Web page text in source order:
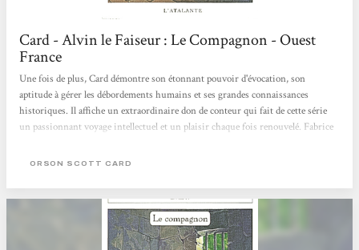
Card - Alvin le Faiseur : Le Compagnon - Ouest
France
Une fois de plus, Card démontre son étonnant pouvoir d'évocation, son
aptitude à gérer les débordements humains et ses grandes connaissances
historiques. Il affiche un extraordinaire don de conteur qui fait de cette série
un passionnant voyage intellectuel et un plaisir chaque fois renouvelé. Fabrice
ORSON SCOTT CARD